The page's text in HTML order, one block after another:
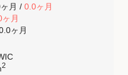
ヶ月/ 0.0ヶ月
月
ヶ月
2